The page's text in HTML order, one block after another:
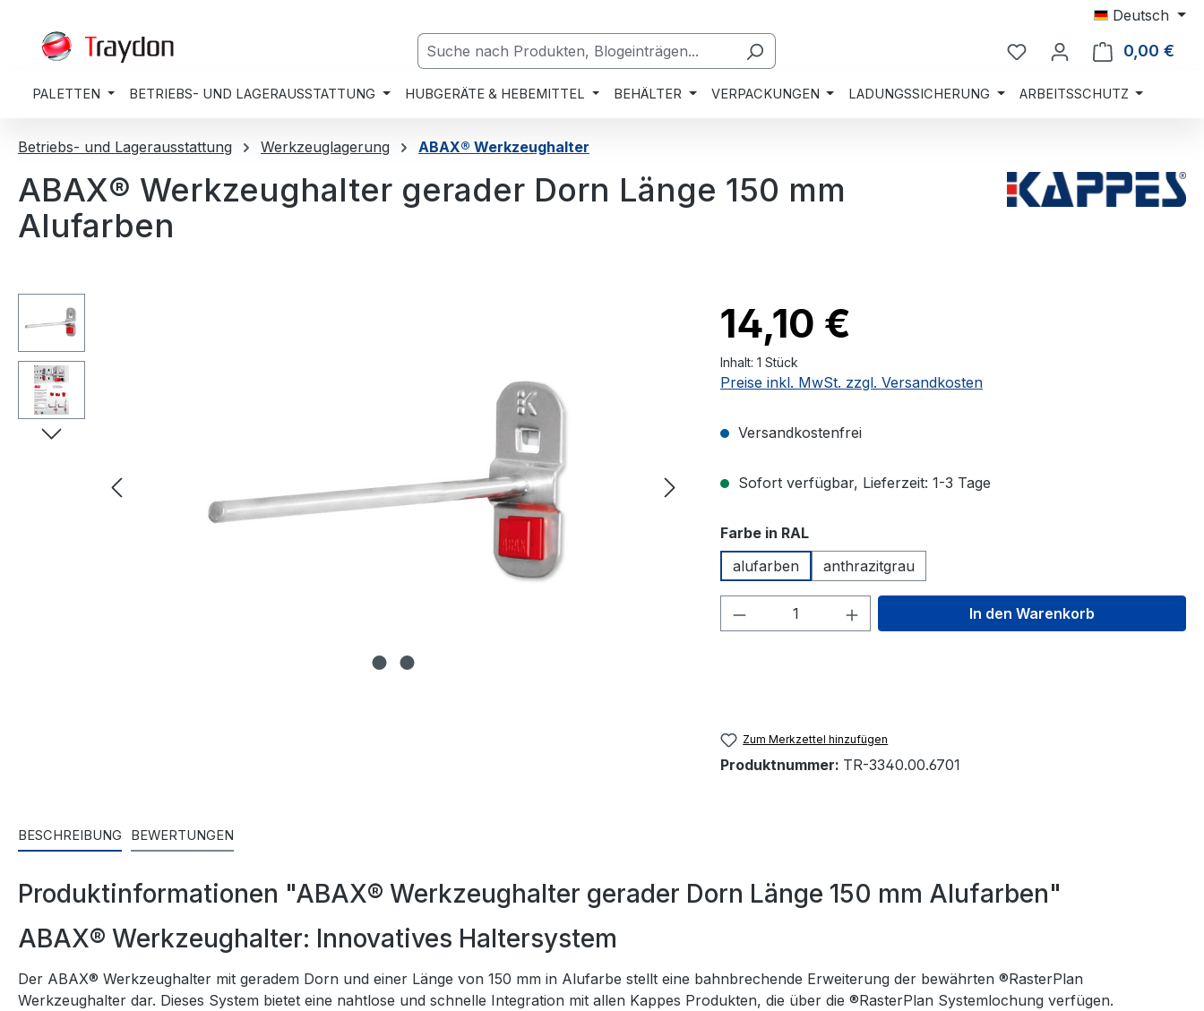
Deutsch
0,00 €
PALETTEN BETRIEBS- UND LAGERAUSSTATTUNG HUBGERÄTE & HEBEMITTEL BEHÄLTER VERPACKUNGEN LADUNGSSICHERUNG ARBEITSSCHUTZ
Betriebs- und Lagerausstattung Werkzeuglagerung ABAX® Werkzeughalter
ABAX® Werkzeughalter gerader Dorn Länge 150 mm
Alufarben
Bildergalerie überspringen 14,10 €
Inhalt: 1 Stück
Preise inkl. MwSt. zzgl. Versandkosten
Versandkostenfrei
Sofort verfügbar, Lieferzeit: 1-3 Tage
Farbe in RALauswählen
alufarben
anthrazitgrau
Produkt Anzahl: Gib den gewünschten Wert
In den Warenkorb
Zum Merkzettel hinzufügen
Produktnummer: TR-3340.00.6701
BESCHREIBUNG BEWERTUNGEN
Produktinformationen "ABAX® Werkzeughalter gerader Dorn Länge 150 mm Alufarben"
ABAX® Werkzeughalter: Innovatives Haltersystem
Der ABAX® Werkzeughalter mit geradem Dorn und einer Länge von 150 mm in Alufarbe stellt eine bahnbrechende Erweiterung der bewährten ®RasterPlan
Werkzeughalter dar. Dieses System bietet eine nahtlose und schnelle Integration mit allen Kappes Produkten, die über die ®RasterPlan Systemlochung verfügen.